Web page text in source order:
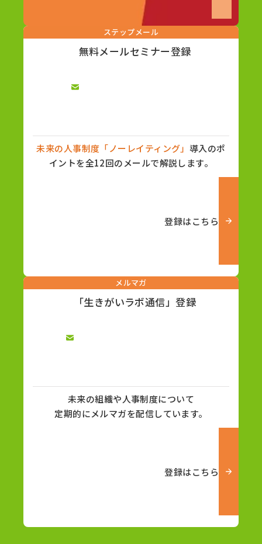
ステップメール
無料メールセミナー登録
未来の人事制度「ノーレイティング」 導入のポ
イントを全12回のメールで解説します。
登録はこちら
メルマガ
「生きがいラボ通信」登録
未来の組織や人事制度について
定期的にメルマガを配信しています。
登録はこちら